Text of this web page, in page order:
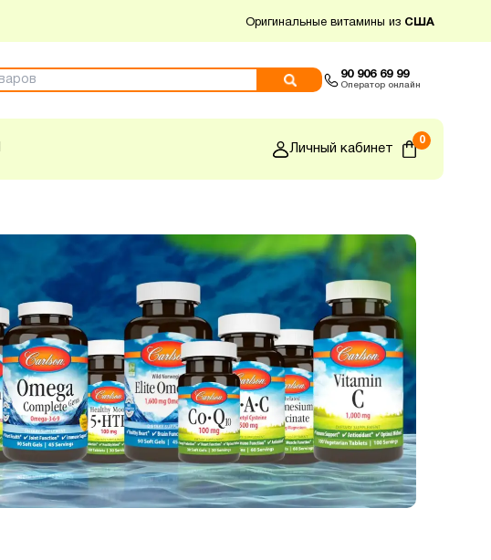
Оригинальные витамины из США
90 906 69 99
Оператор онлайн
Личный кабинет
0